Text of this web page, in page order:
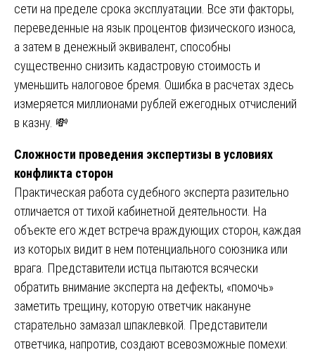
сети на пределе срока эксплуатации. Все эти факторы,
переведенные на язык процентов физического износа,
а затем в денежный эквивалент, способны
существенно снизить кадастровую стоимость и
уменьшить налоговое бремя. Ошибка в расчетах здесь
измеряется миллионами рублей ежегодных отчислений
в казну. 💸
Сложности проведения экспертизы в условиях
конфликта сторон
Практическая работа судебного эксперта разительно
отличается от тихой кабинетной деятельности. На
объекте его ждет встреча враждующих сторон, каждая
из которых видит в нем потенциального союзника или
врага. Представители истца пытаются всячески
обратить внимание эксперта на дефекты, «помочь»
заметить трещину, которую ответчик накануне
старательно замазал шпаклевкой. Представители
ответчика, напротив, создают всевозможные помехи: